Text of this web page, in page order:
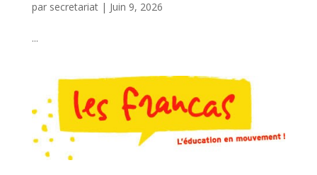
par secretariat| Juin 9, 2026
...